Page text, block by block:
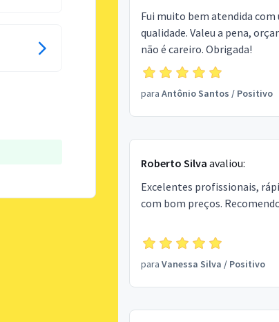
Fui muito bem atendida
qualidade. Valeu a pena,
não é careiro. Obrigada!
para Antônio Santos / Positivo
Roberto Silva avaliou:
Excelentes profissionais,
com bom preços.
para Vanessa Silva / Positivo